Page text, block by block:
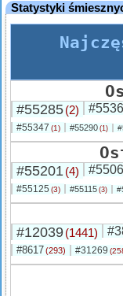
Statystyki
#55285(2)
#55347 (1) #55290 (1)
#55201(4)
#55125 (3) #55115 (3)
#12039(1441)
#8617(293) #31269